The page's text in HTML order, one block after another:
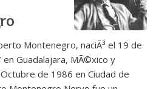
Montenegro, naciÃ³ el 19 de
Guadalajara, MÃ©xico y
de 1986 en Ciudad de